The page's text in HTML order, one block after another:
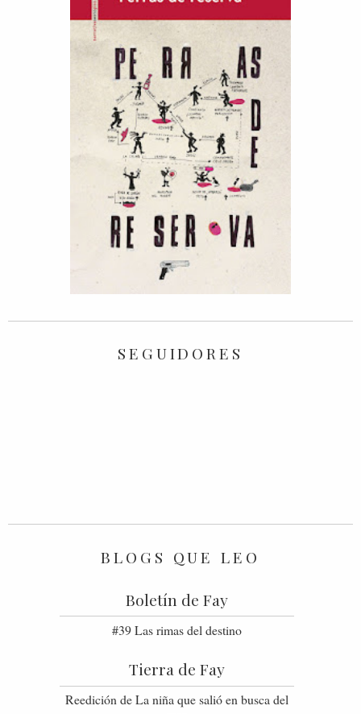
SEGUIDORES
BLOGS QUE LEO
Boletín de Fay
#39 Las rimas del destino
Tierra de Fay
Reedición de La niña que salió en busca del